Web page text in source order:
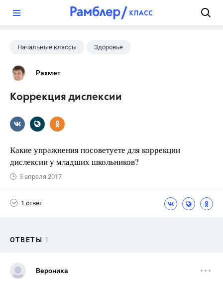
Начальные классы Здоровье
Рахмет
Коррекция дислексии
Какие упражнения посоветуете для коррекции
дислексии у младших школьников?
3 апреля 2017
1 ответ
ОТВЕТЫ 1
Вероника